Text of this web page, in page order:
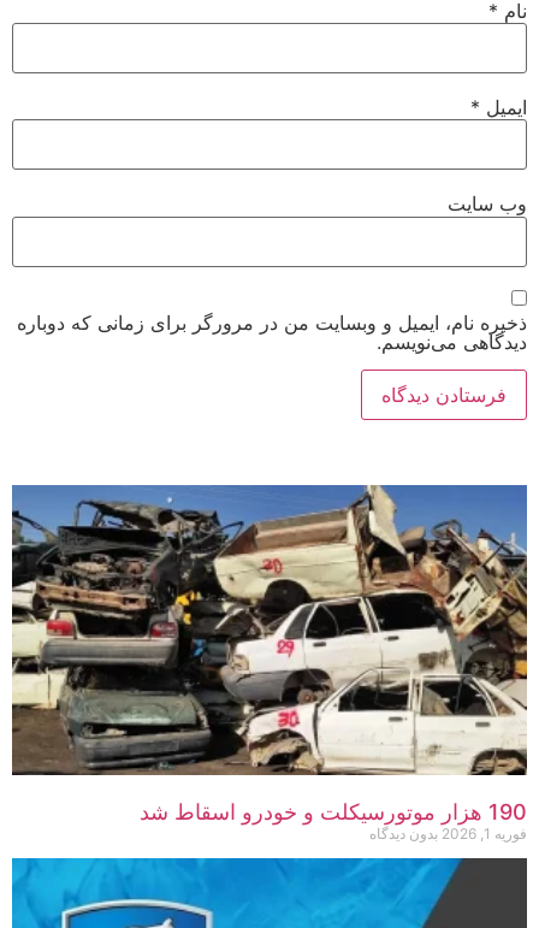
نام *
ایمیل *
وب‌ سایت
ذخیره نام، ایمیل و وبسایت من در مرورگر برای زمانی که دوباره
دیدگاهی می‌نویسم.
190 هزار موتورسیکلت و خودرو اسقاط شد
فوریه 1, 2026 بدون دیدگاه